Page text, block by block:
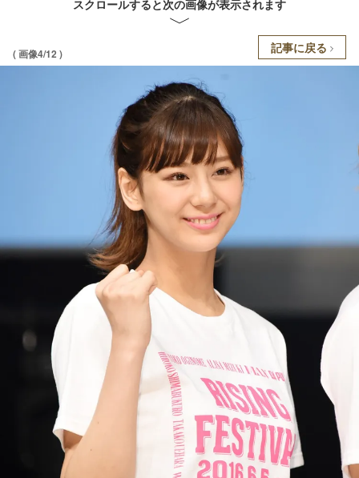
スクロールすると次の画像が表示されます
( 画像4/12 ) 記事に戻る